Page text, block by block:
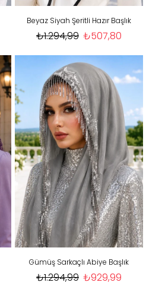
Beyaz Siyah Şeritli Hazır Başlık
₺507,80
₺1.294,99
Gümüş Sarkaçlı Abiye Başlık
₺929,99
₺1.294,99